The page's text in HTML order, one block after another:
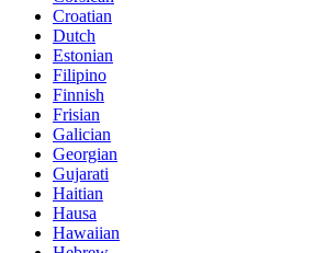
Croatian
Dutch
Estonian
Filipino
Finnish
Frisian
Galician
Georgian
Gujarati
Haitian
Hausa
Hawaiian